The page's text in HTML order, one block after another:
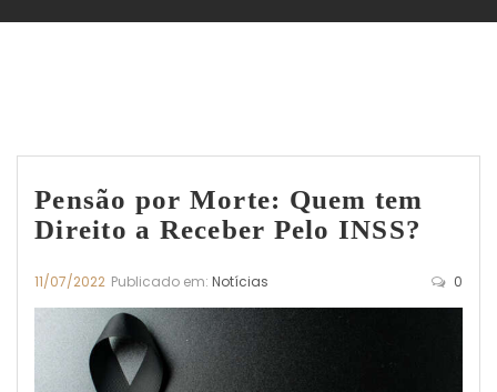
Pensão por Morte: Quem tem
Direito a Receber Pelo INSS?
11/07/2022 Publicado em: Notícias 0